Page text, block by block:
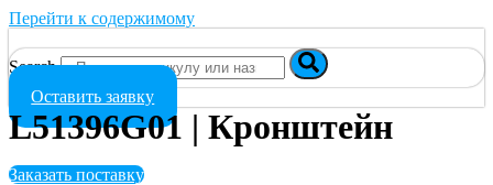
Перейти к содержимому
Search
Оставить заявку
L51396G01 | Кронштейн
Заказать поставку